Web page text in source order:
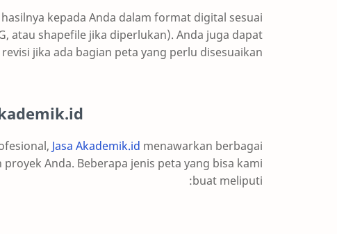
kepada Anda dalam format digital sesuai
atau shapefile jika diperlukan). Anda juga dapat
jika ada bagian peta yang perlu disesuaikan.
Jasa Akademik.id menawarkan berbagai
Anda. Beberapa jenis peta yang bisa kami
buat meliputi: